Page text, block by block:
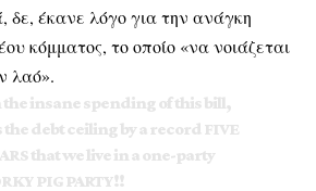
δε, έκανε λόγο για την ανάγκη
κόμματος, το οποίο «να νοιάζεται
λαό».
the insane spending of this bill,
debt ceiling by a record FIVE
that we live in a one-party
PIG PARTY!!